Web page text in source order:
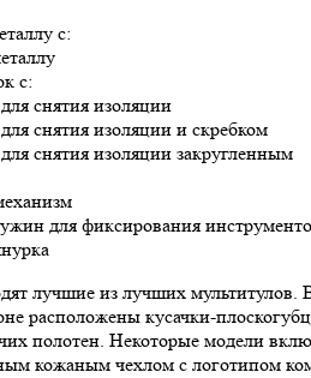
с:
с:
снятия изоляции
снятия изоляции и скребком
снятия изоляции закругленным
для фиксирования
лучшие из лучших
расположены кусачки-
полотен. Некоторые модели
кожаным чехлом с логотипом